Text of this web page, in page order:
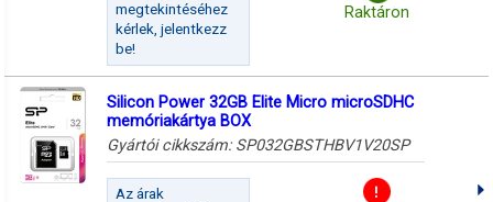
megtekintéséhez
kérlek, jelentkezz
be!
Raktáron
Silicon Power 32GB Elite Micro microSDHC
memóriakártya BOX
Gyártói cikkszám: SP032GBSTHBV1V20SP
Az árak